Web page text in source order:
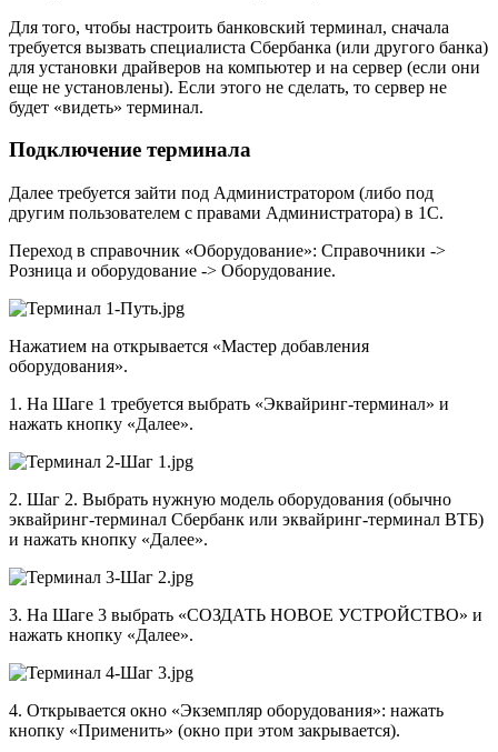
Для того, чтобы настроить банковский терминал, сначала
требуется вызвать специалиста Сбербанка (или другого банка)
для установки драйверов на компьютер и на сервер (если они
еще не установлены). Если этого не сделать, то сервер не
будет «видеть» терминал.
Подключение терминала
Далее требуется зайти под Администратором (либо под
другим пользователем с правами Администратора) в 1С.
Переход в справочник «Оборудование»: Справочники ->
Розница и оборудование -> Оборудование.
Нажатием на открывается «Мастер добавления
оборудования».
1. На Шаге 1 требуется выбрать «Эквайринг-терминал» и
нажать кнопку «Далее».
2. Шаг 2. Выбрать нужную модель оборудования (обычно
эквайринг-терминал Сбербанк или эквайринг-терминал ВТБ)
и нажать кнопку «Далее».
3. На Шаге 3 выбрать «СОЗДАТЬ НОВОЕ УСТРОЙСТВО» и
нажать кнопку «Далее».
4. Открывается окно «Экземпляр оборудования»: нажать
кнопку «Применить» (окно при этом закрывается).